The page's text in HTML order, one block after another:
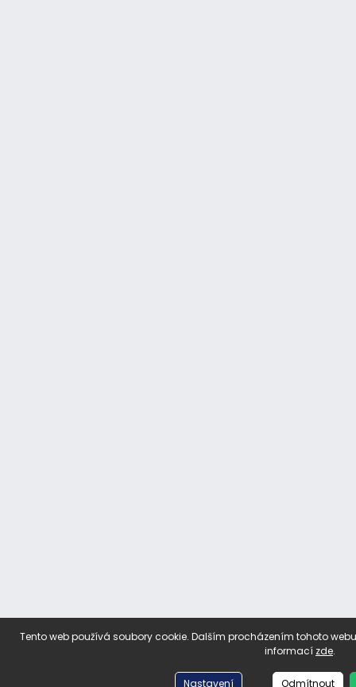
Tento web používá soubory cookie. Dalším procházením tohoto
informací zde.
Nastavení Odmítnout